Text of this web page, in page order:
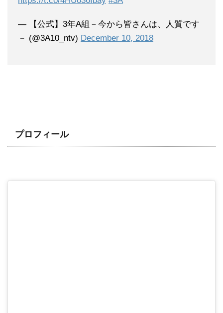
— 【公式】3年A組－今から皆さんは、人質です
－ (@3A10_ntv) December 10, 2018
プロフィール